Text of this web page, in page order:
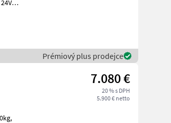
Prémiový plus prodejce
7.080 €
20 % s DPH
5.900 € netto